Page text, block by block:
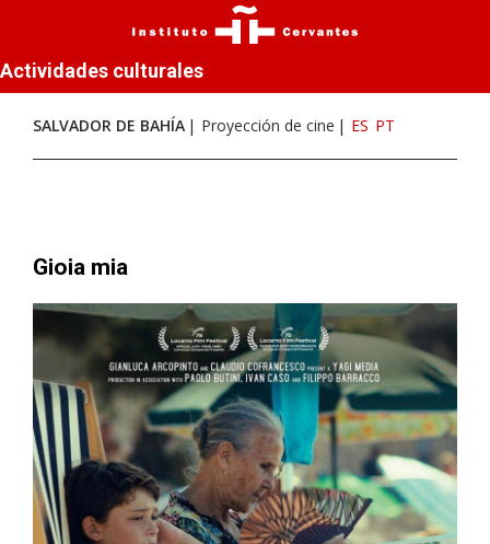
Actividades culturales
SALVADOR DE BAHÍA Proyección de cine ES PT
Gioia mia